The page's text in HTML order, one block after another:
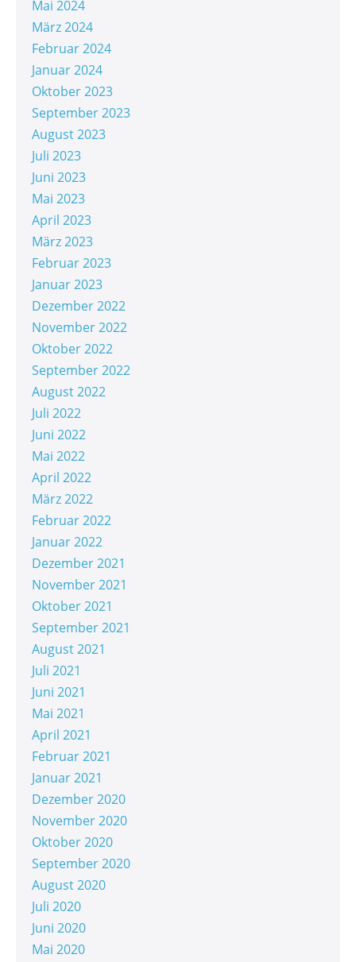
Mai 2024
März 2024
Februar 2024
Januar 2024
Oktober 2023
September 2023
August 2023
Juli 2023
Juni 2023
Mai 2023
April 2023
März 2023
Februar 2023
Januar 2023
Dezember 2022
November 2022
Oktober 2022
September 2022
August 2022
Juli 2022
Juni 2022
Mai 2022
April 2022
März 2022
Februar 2022
Januar 2022
Dezember 2021
November 2021
Oktober 2021
September 2021
August 2021
Juli 2021
Juni 2021
Mai 2021
April 2021
Februar 2021
Januar 2021
Dezember 2020
November 2020
Oktober 2020
September 2020
August 2020
Juli 2020
Juni 2020
Mai 2020